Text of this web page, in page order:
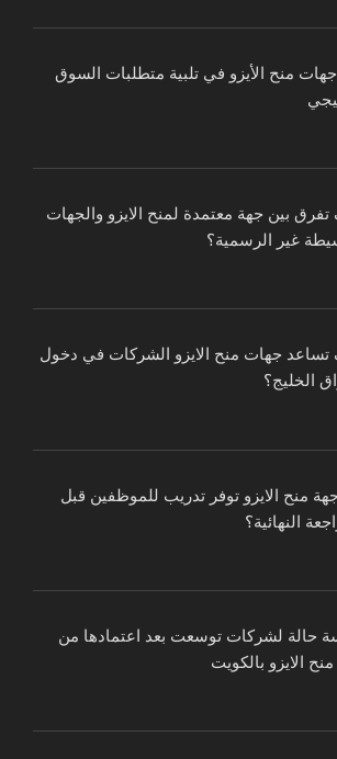
منح الأيزو في تلبية متطلبات السوق
بين جهة معتمدة لمنح الايزو والجهات
غير الرسمية؟
جهات منح الايزو الشركات في دخول
الخليج؟
منح الايزو توفر تدريب للموظفين قبل
النهائية؟
حالة لشركات توسعت بعد اعتمادها من
الايزو بالكويت